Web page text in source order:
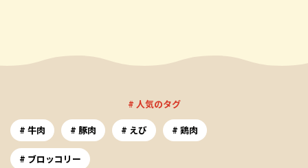
# 人気のタグ
牛肉
豚肉 えび 鶏肉
ブロッコリー